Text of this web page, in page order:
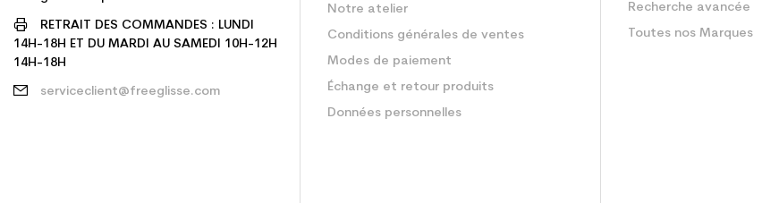
RETRAIT DES COMMANDES : LUNDI
14H-18H ET DU MARDI AU SAMEDI 10H-12H
14H-18H
serviceclient@freeglisse.com
Notre atelier
Conditions générales de ventes
Modes de paiement
Échange et retour produits
Données personnelles
Recherche avancée
Toutes nos Marques